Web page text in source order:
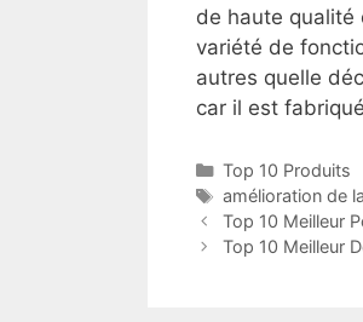
de haute qualité
variété de
autres quelle
car il est
Top 10 Produits
amélioration de
Top 10 Meilleur
Top 10 Meilleur